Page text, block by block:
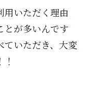
用いただく理由
とが多いんです
ていただき、大変